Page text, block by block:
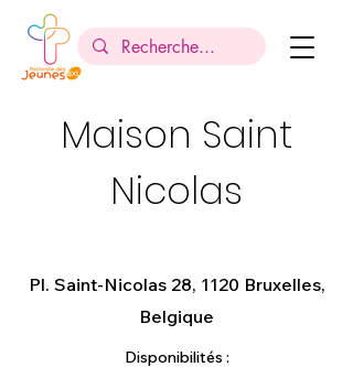
Maison Saint
Nicolas
Pl. Saint-Nicolas 28, 1120 Bruxelles,
Belgique
Disponibilités :